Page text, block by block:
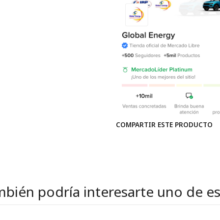
COMPARTIR ESTE PRODUCTO
podría interesarte uno de